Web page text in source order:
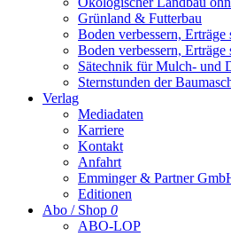
Grünland & Futterbau
Boden verbessern, Erträge
Boden verbessern, Erträge
Sätechnik für Mulch- und
Sternstunden der
Verlag
Mediadaten
Karriere
Kontakt
Anfahrt
Emminger & Partner
Editionen
Abo / Shop 0
ABO-LOP